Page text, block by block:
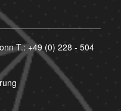
T.:+49 (0) 228 - 504